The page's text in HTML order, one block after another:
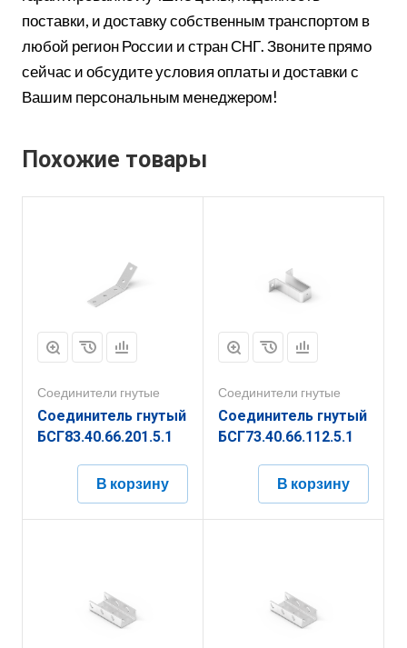
поставки, и доставку собственным транспортом в
любой регион России и стран СНГ. Звоните прямо
сейчас и обсудите условия оплаты и доставки с
Вашим персональным менеджером!
Похожие товары
Соединители гнутые
Соединитель гнутый
БСГ83.40.66.201.5.1
В корзину
Соединители гнутые
Соединитель гнутый
БСГ73.40.66.112.5.1
В корзину